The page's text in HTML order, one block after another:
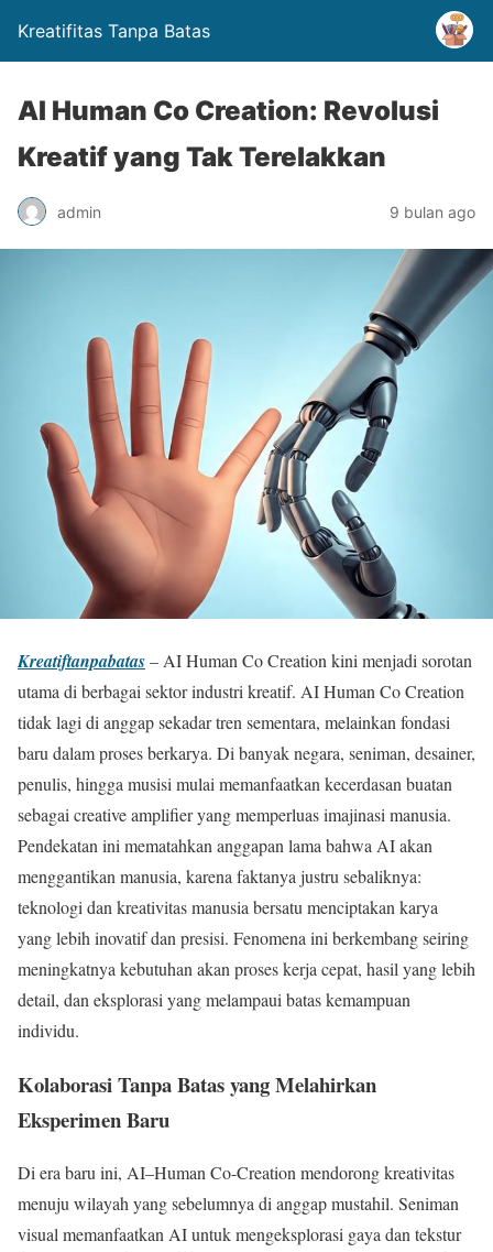
Kreatifitas Tanpa Batas
AI Human Co Creation: Revolusi
Kreatif yang Tak Terelakkan
admin 9 bulan ago
Kreatiftanpabatas– AI Human Co Creation kini menjadi sorotan
utama di berbagai sektor industri kreatif. AI Human Co Creation
tidak lagi di anggap sekadar tren sementara, melainkan fondasi
baru dalam proses berkarya. Di banyak negara, seniman, desainer,
penulis, hingga musisi mulai memanfaatkan kecerdasan buatan
sebagai creative amplifier yang memperluas imajinasi manusia.
Pendekatan ini mematahkan anggapan lama bahwa AI akan
menggantikan manusia, karena faktanya justru sebaliknya:
teknologi dan kreativitas manusia bersatu menciptakan karya
yang lebih inovatif dan presisi. Fenomena ini berkembang seiring
meningkatnya kebutuhan akan proses kerja cepat, hasil yang lebih
detail, dan eksplorasi yang melampaui batas kemampuan
individu.
Kolaborasi Tanpa Batas yang Melahirkan
Eksperimen Baru
Di era baru ini, AI–Human Co-Creation mendorong kreativitas
menuju wilayah yang sebelumnya di anggap mustahil. Seniman
visual memanfaatkan AI untuk mengeksplorasi gaya dan tekstur